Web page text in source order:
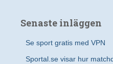
Senaste inläggen
Se sport gratis med VPN
Sportal.se visar hur